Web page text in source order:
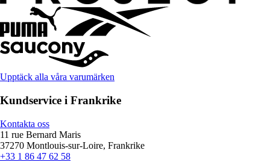
Upptäck alla våra varumärken
Kundservice i Frankrike
Kontakta oss
11 rue Bernard Maris
37270 Montlouis-sur-Loire, Frankrike
+33 1 86 47 62 58